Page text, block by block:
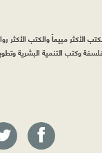
الأكثر مبيعاً والكتب الأكثر
وكتب التنمية البشرية